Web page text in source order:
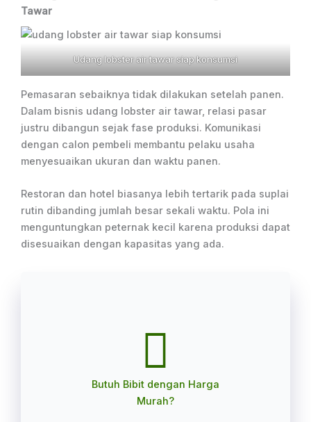
Tawar
Udang lobster air tawar siap konsumsi
Pemasaran sebaiknya tidak dilakukan setelah panen.
Dalam bisnis udang lobster air tawar, relasi pasar
justru dibangun sejak fase produksi. Komunikasi
dengan calon pembeli membantu pelaku usaha
menyesuaikan ukuran dan waktu panen.
Restoran dan hotel biasanya lebih tertarik pada suplai
rutin dibanding jumlah besar sekali waktu. Pola ini
menguntungkan peternak kecil karena produksi dapat
disesuaikan dengan kapasitas yang ada.
Butuh Bibit dengan Harga
Murah?